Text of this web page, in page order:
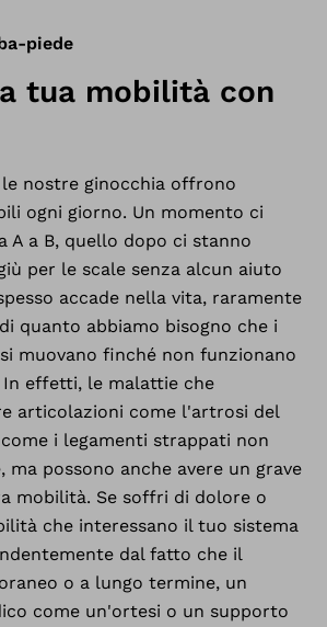
piede
tua mobilità con
nostre ginocchia offrono
ogni giorno. Un momento ci
A a B, quello dopo ci stanno
per le scale senza alcun aiuto
accade nella vita, raramente
quanto abbiamo bisogno che i
muovano finché non funzionano
effetti, le malattie che
articolazioni come l'artrosi del
i legamenti strappati non
ma possono anche avere un grave
mobilità. Se soffri di dolore o
che interessano il tuo sistema
dal fatto che il
o a lungo termine, un
come un'ortesi o un supporto